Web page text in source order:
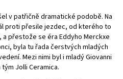
v patřičně dramatické podobě. Na
proti přesile jezdec, od kterého to
a přestože se éra Eddyho Merckxe
byla tu řada čerstvých mladých
Mezi nimi byl i mladý Giovanni
Jolli Ceramica.